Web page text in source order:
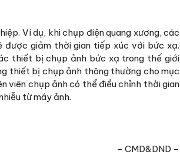
Ví dụ, khi chụp điện quang xương, các
được giảm thời gian tiếp xúc với bức xạ.
thiết bị chụp ảnh bức xạ trong thế giới
thiết bị chụp ảnh thông thường cho mục
viên chụp ảnh có thể điều chỉnh thời gian
từ máy ảnh.
– CMD&DND –